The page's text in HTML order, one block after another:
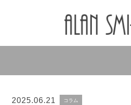
2025.06.21 コラム